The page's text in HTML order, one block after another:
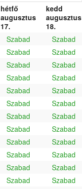
hétfő
augusztus
17.
kedd
augusztus
18.
Szabad
Szabad
Szabad
Szabad
Szabad
Szabad
Szabad
Szabad
Szabad
Szabad
Szabad
Szabad
Szabad
Szabad
Szabad
Szabad
Szabad
Szabad
Szabad
Szabad
Szabad
Szabad
Szabad
Szabad